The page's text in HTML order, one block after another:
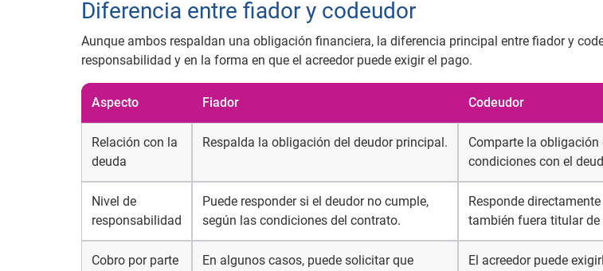
Diferencia entre fiador y codeudor
Aunque ambos respaldan una obligación financiera, la diferencia principal entre fiador y
responsabilidad y en la forma en que el acreedor puede exigir el pago.
Aspecto Fiador Codeudor
Relación con la
deuda
Respalda la obligación del deudor principal.
Comparte la obligación
condiciones con el
Nivel de
responsabilidad
Puede responder si el deudor no cumple,
según las condiciones del contrato.
Responde
también fuera titular
Cobro por parte
En algunos casos, puede solicitar que
El acreedor puede